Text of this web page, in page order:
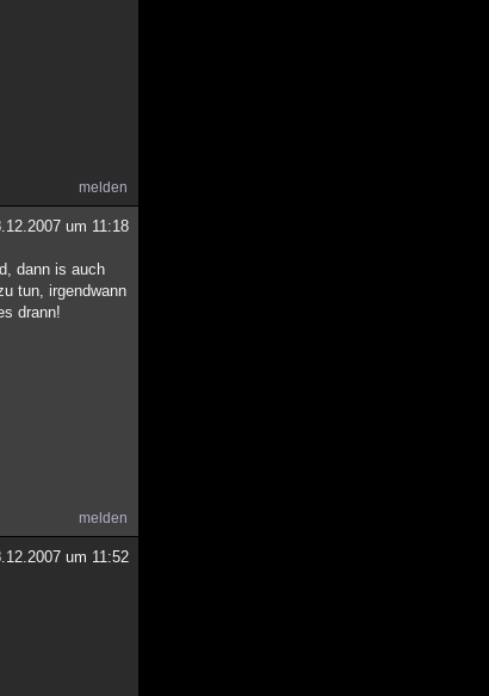
melden
um 11:18
dann is auch
tun, irgendwann
drann!
melden
um 11:52